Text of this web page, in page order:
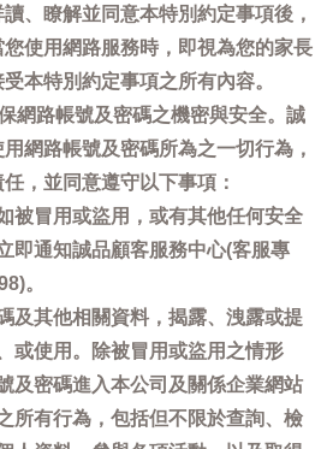
、瞭解並同意本特別約定事項後，
使用網路服務時，即視為您的家長
本特別約定事項之所有內容。
網路帳號及密碼之機密與安全。誠
網路帳號及密碼所為之一切行為，
，並同意遵守以下事項：
被冒用或盜用，或有其他任何安全
即通知誠品顧客服務中心(客服專
。
及其他相關資料，揭露、洩露或提
或使用。除被冒用或盜用之情形
及密碼進入本公司及關係企業網站
所有行為，包括但不限於查詢、檢